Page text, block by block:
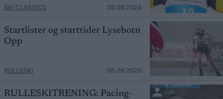
SKI CLASSICS 05.08.2026
Startlister og starttider Lysebotn
Opp
RULLESKI 05.08.2026
RULLESKITRENING: Pacing-